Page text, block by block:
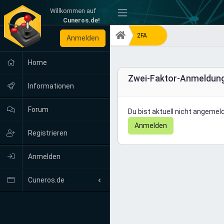
Willkommen auf
Cuneros.de!
-
Anmelden
Home
Informationen
Forum
Registrieren
Anmelden
Cuneros.de
2FA
Zwei-Faktor-
Du bist aktuell nicht
Anmelden